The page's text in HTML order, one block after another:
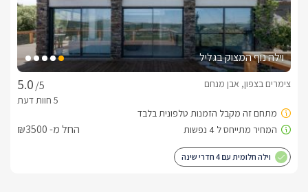
וילה נוף המצוק בגליל
/5
צימרים בצפון, אבן מנחם
החל מ- ₪3500
וילה חלומית עם 4 חדרי שינה